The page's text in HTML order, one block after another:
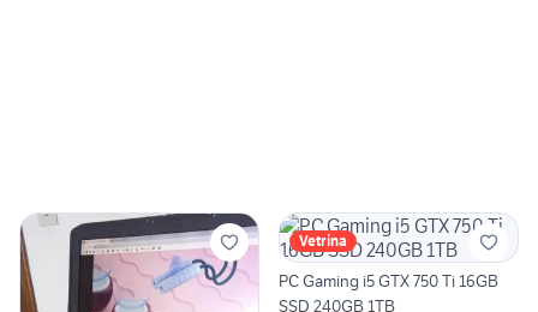
Vetrina
PC Gaming i5 GTX 750 Ti 16GB
SSD 240GB 1TB